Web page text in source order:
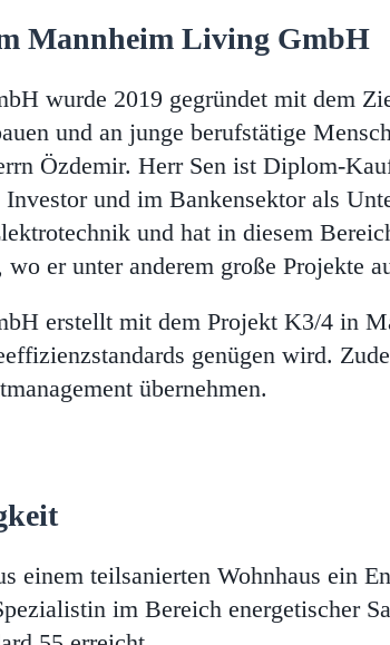
Mannheim Living GmbH
wurde 2019 gegründet mit dem
und an junge berufstätige
Özdemir. Herr Sen ist Diplom-
und im Bankensektor als
und hat in diesem
er unter anderem große Projekte
erstellt mit dem Projekt K3/4 in
genügen wird.
übernehmen.
einem teilsanierten Wohnhaus ein
im Bereich energetischer